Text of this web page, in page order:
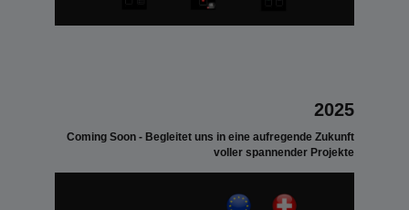
2025
Coming Soon - Begleitet uns in eine aufregende Zukunft
voller spannender Projekte